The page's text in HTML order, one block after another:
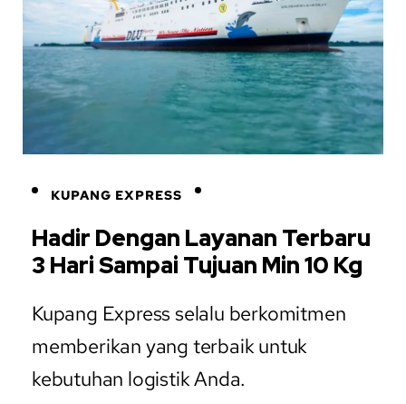
KUPANG EXPRESS
Hadir Dengan Layanan Terbaru
3 Hari Sampai Tujuan Min 10 Kg
Kupang Express selalu berkomitmen
memberikan yang terbaik untuk
kebutuhan logistik Anda.